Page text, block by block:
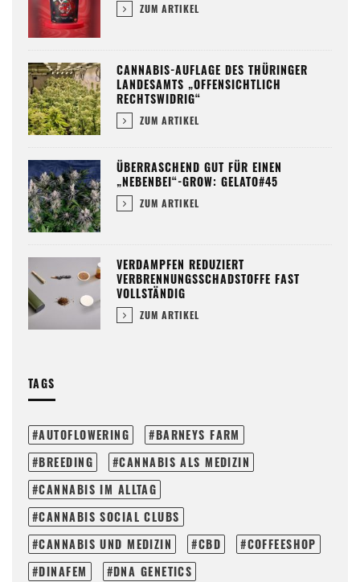
ZUM ARTIKEL
CANNABIS-AUFLAGE DES THÜRINGER
LANDESAMTS „OFFENSICHTLICH
RECHTSWIDRIG“
ZUM ARTIKEL
ÜBERRASCHEND GUT FÜR EINEN
„NEBENBEI“-GROW: GELATO#45
ZUM ARTIKEL
VERDAMPFEN REDUZIERT
VERBRENNUNGSSCHADSTOFFE FAST
VOLLSTÄNDIG
ZUM ARTIKEL
TAGS
AUTOFLOWERING
BARNEYS FARM
BREEDING
CANNABIS ALS MEDIZIN
CANNABIS IM ALLTAG
CANNABIS SOCIAL CLUBS
CANNABIS UND MEDIZIN
CBD
COFFEESHOP
DINAFEM
DNA GENETICS